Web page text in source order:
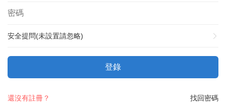
安全提問(未設置請忽略)
登錄
找回密碼
還沒有註冊？